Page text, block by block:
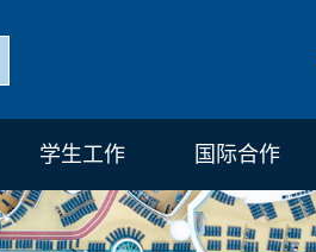
学生工作 国际合作